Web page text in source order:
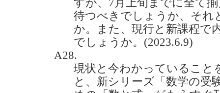
すが、7月上旬までに全て
待つべきでしょうか、それ
か。また、現行と新課程で
でしょうか。(2023.6.9)
A28.
現状と今わかっていること
と、新シリーズ「数学の受